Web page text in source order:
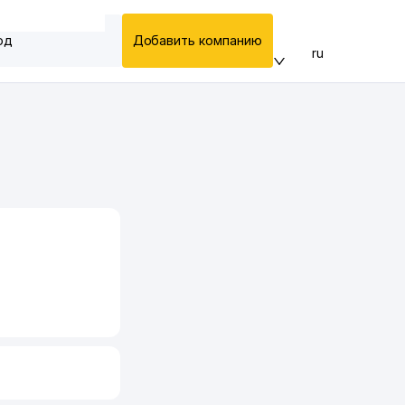
Добавить компанию
ru